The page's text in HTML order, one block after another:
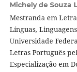
Michely de Souza
Mestranda em
Línguas,
Universidade
Letras Português
Especialização em